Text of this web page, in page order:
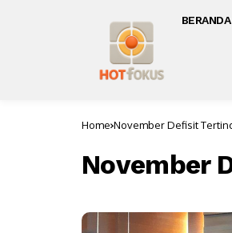
BERANDA
Home November Defisit
November